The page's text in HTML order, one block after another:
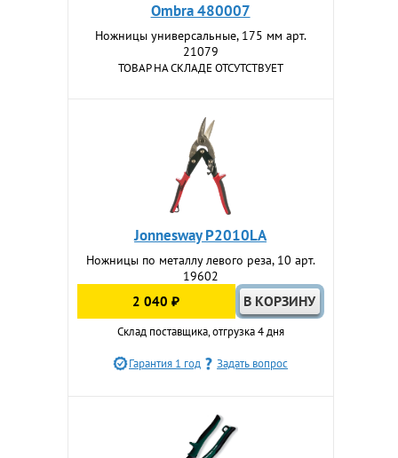
Ombra 480007
Ножницы универсальные, 175 мм арт.
21079
ТОВАР НА СКЛАДЕ ОТСУТСТВУЕТ
Jonnesway P2010LA
Ножницы по металлу левого реза, 10 арт.
19602
2 040 ₽
Склад поставщика, отгрузка 4 дня
Гарантия 1 год Задать вопрос